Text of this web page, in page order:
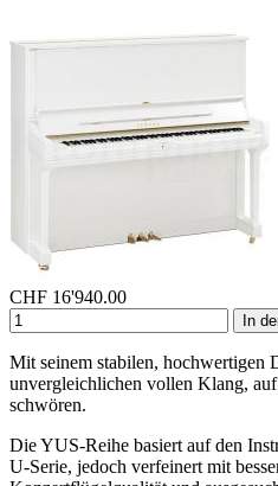
CHF 16'940.00
In
Mit seinem stabilen, hochwertigen
unvergleichlichen vollen Klang,
schwören.
Die YUS-Reihe basiert auf den
U-Serie, jedoch verfeinert mit